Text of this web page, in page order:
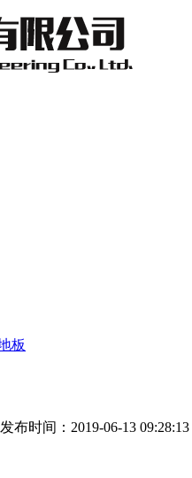
板
发布时间：2019-06-13 09:28:13